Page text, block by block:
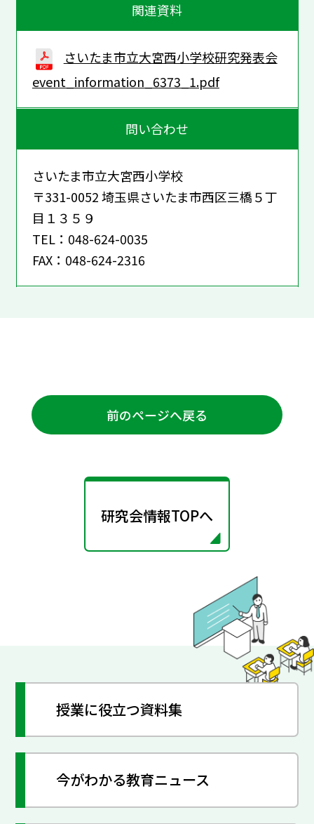
関連資料
さいたま市立大宮西小学校研究発表会
event_information_6373_1.pdf
問い合わせ
さいたま市立大宮西小学校
〒331-0052 埼玉県さいたま市西区三橋５丁
目１３５９
TEL：048-624-0035
FAX：048-624-2316
前のページへ戻る
研究会情報TOPへ
授業に役立つ資料集
今がわかる教育ニュース